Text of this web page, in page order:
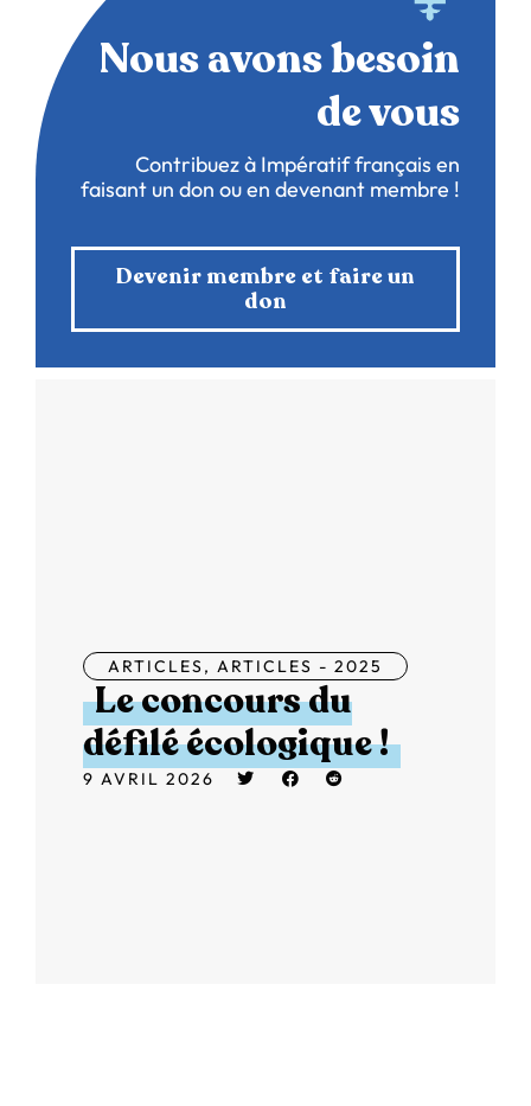
Nous avons besoin
de vous
Contribuez à Impératif français en
faisant un don ou en devenant membre !
Devenir membre et faire un
don
ARTICLES, ARTICLES - 2025
Le concours du
défilé écologique !
9 AVRIL 2026